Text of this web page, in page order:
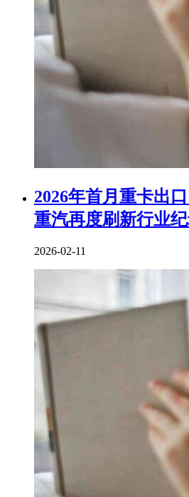
2026年首月重卡出
重汽再度刷新行业纪
2026-02-11